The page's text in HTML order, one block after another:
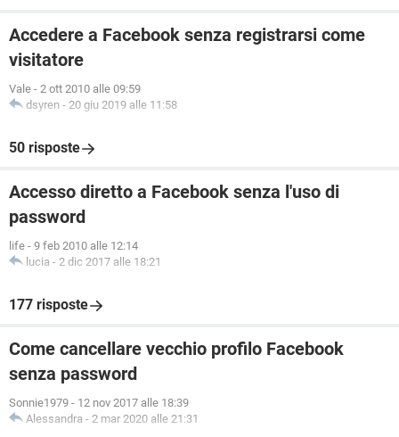
Accedere a Facebook senza registrarsi come
visitatore
Vale - 2 ott 2010 alle 09:59
dsyren - 20 giu 2019 alle 11:58
50 risposte
Accesso diretto a Facebook senza l'uso di
password
life - 9 feb 2010 alle 12:14
lucia - 2 dic 2017 alle 18:21
177 risposte
Come cancellare vecchio profilo Facebook
senza password
Sonnie1979 - 12 nov 2017 alle 18:39
Alessandra - 2 mar 2020 alle 21:31